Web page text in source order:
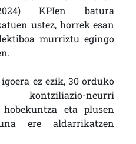
KPIen batura
ustez, horrek esan
murriztu egingo
ez ezik, 30 orduko
kontziliazio-neurri
eta plusen
ere aldarrikatzen